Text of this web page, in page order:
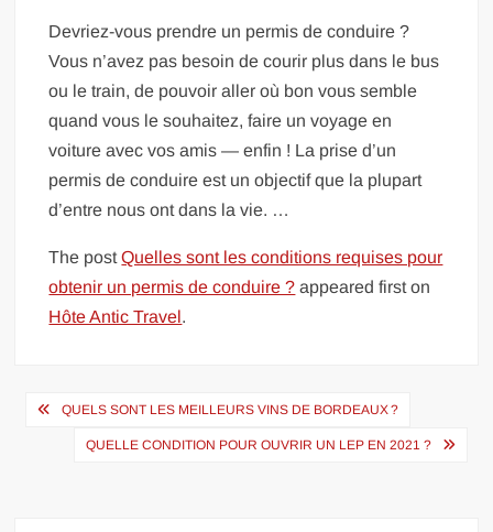
Devriez-vous prendre un permis de conduire ?
Vous n’avez pas besoin de courir plus dans le bus
ou le train, de pouvoir aller où bon vous semble
quand vous le souhaitez, faire un voyage en
voiture avec vos amis — enfin ! La prise d’un
permis de conduire est un objectif que la plupart
d’entre nous ont dans la vie. …
The postQuelles sont les conditions requises pour
obtenir un permis de conduire ? appeared first on
Hôte Antic Travel.
Navigation
QUELS SONT LES MEILLEURS VINS DE BORDEAUX ?
QUELLE CONDITION POUR OUVRIR UN LEP EN 2021 ?